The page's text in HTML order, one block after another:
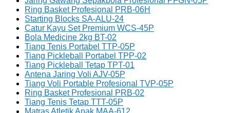
Ring Basket Profesional PRB-06H
Starting Blocks SA-ALU-24
Catur Kayu Set Premium WCS-45P
Bola Medicine 2kg BT-02
Tiang Tenis Portabel TTP-05P
Tiang Pickleball Portabel TPP-02
Tiang Pickleball Tetap TPT-01
Antena Jaring Voli AJV-05P
Tiang Voli Portable Profesional TVP-05P
Ring Basket Profesional PRB-02
Tiang Tenis Tetap TTT-05P
Matras Atletik Anak MAA-612